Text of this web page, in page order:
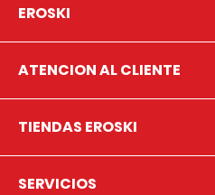
EROSKI
ATENCION AL CLIENTE
TIENDAS EROSKI
SERVICIOS